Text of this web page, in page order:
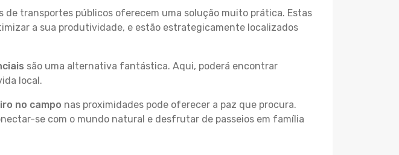
de transportes públicos oferecem uma solução muito prática. Estas
a sua produtividade, e estão estrategicamente localizados
são uma alternativa fantástica. Aqui, poderá encontrar
local.
no campo nas proximidades pode oferecer a paz que procura.
se com o mundo natural e desfrutar de passeios em família